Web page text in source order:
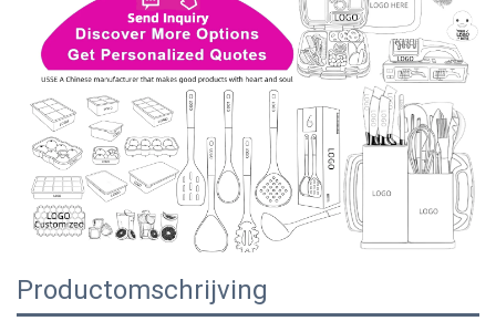
Productomschrijving